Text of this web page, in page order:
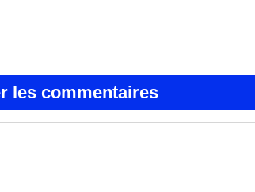
les commentaires